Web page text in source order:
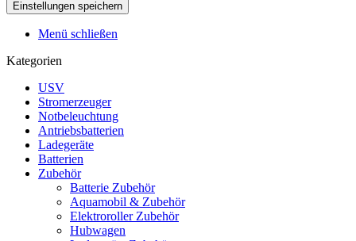
Menü schließen
Kategorien
USV
Stromerzeuger
Notbeleuchtung
Antriebsbatterien
Ladegeräte
Batterien
Zubehör
Batterie Zubehör
Aquamobil & Zubehör
Elektroroller Zubehör
Hubwagen